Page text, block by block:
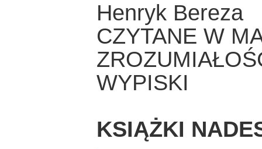
Henryk Bereza
CZYTANE W
WYPISKI
KSIĄŻKI